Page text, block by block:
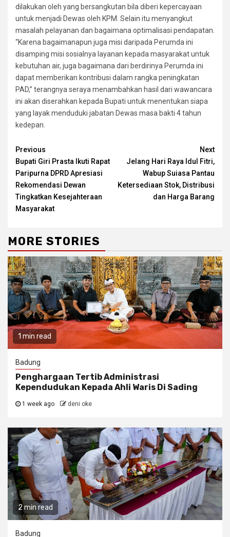
dilakukan oleh yang bersangkutan bila diberi kepercayaan
untuk menjadi Dewas oleh KPM. Selain itu menyangkut
masalah pelayanan dan bagaimana optimalisasi pendapatan.
“Karena bagaimanapun juga misi daripada Perumda ini
disamping misi sosialnya layanan kepada masyarakat untuk
kebutuhan air, juga bagaimana dari berdirinya Perumda ini
dapat memberikan kontribusi dalam rangka peningkatan
PAD,” terangnya seraya menambahkan hasil dari wawancara
ini akan diserahkan kepada Bupati untuk menentukan siapa
yang layak menduduki jabatan Dewas masa bakti 4 tahun
kedepan.
Continue
Reading
Previous
Bupati Giri Prasta Ikuti Rapat
Paripurna DPRD Apresiasi
Rekomendasi Dewan
Tingkatkan Kesejahteraan
Masyarakat
Next
Jelang Hari Raya Idul Fitri,
Wabup Suiasa Pantau
Ketersediaan Stok, Distribusi
dan Harga Barang
MORE STORIES
1 min read
Badung
Penghargaan Tertib Administrasi
Kependudukan Kepada Ahli Waris Di Sading
1 week ago deni oke
2 min read
Badung